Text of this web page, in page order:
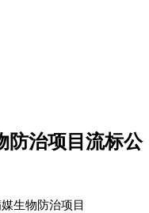
防治项目流标公
生物防治项目